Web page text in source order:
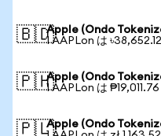
🇧🇩Apple (Ondo
1 AAPLon は
🇵🇭Apple (Ondo
1 AAPLon は
🇵🇱Apple (Ondo